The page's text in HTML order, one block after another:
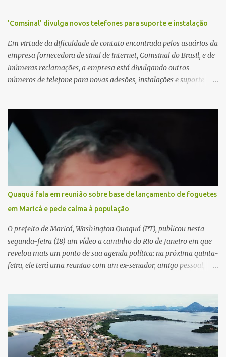
'Comsinal' divulga novos telefones para suporte e instalação
Em virtude da dificuldade de contato encontrada pelos usuários da
empresa fornecedora de sinal de internet, Comsinal do Brasil, e de
inúmeras reclamações, a empresa está divulgando outros
números de telefone para novas adesões, instalações e suporte
Quaquá fala em reunião sobre base de lançamento de foguetes
em Maricá e pede calma à população
O prefeito de Maricá, Washington Quaquá (PT), publicou nesta
segunda-feira (18) um vídeo a caminho do Rio de Janeiro em que
revelou mais um ponto de sua agenda política: na próxima quinta-
feira, ele terá uma reunião com um ex-senador, amigo pessoal,
atenção pela ousadia do projeto, que colocaria Maricá em um
novo patamar de visibilidade tecnológica e estratégica. Segundo
Quaquá, a conversa será o início de um debate maior sobre a
viabilidade dessa estrutura na cidade. Durante o vídeo, o prefeito
também respondeu às críticas que vem recebendo. Segundo ele,